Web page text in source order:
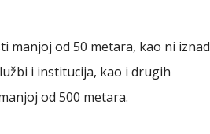
manjoj od 50 metara, kao ni iznad
i institucija, kao i drugih
od 500 metara.